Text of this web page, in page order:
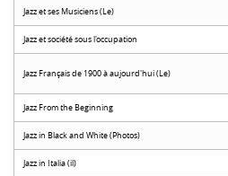
Jazz et ses Musiciens (Le)
Jazz et société sous l'occupation
Jazz Français de 1900 à aujourd'hui (Le)
Jazz From the Beginning
Jazz in Black and White (Photos)
Jazz in Italia (il)